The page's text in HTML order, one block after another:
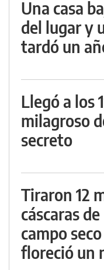
Una casa
del lugar y
tardó un
Llegó a los
milagroso
secreto
Tiraron 12
cáscaras
campo
floreció un